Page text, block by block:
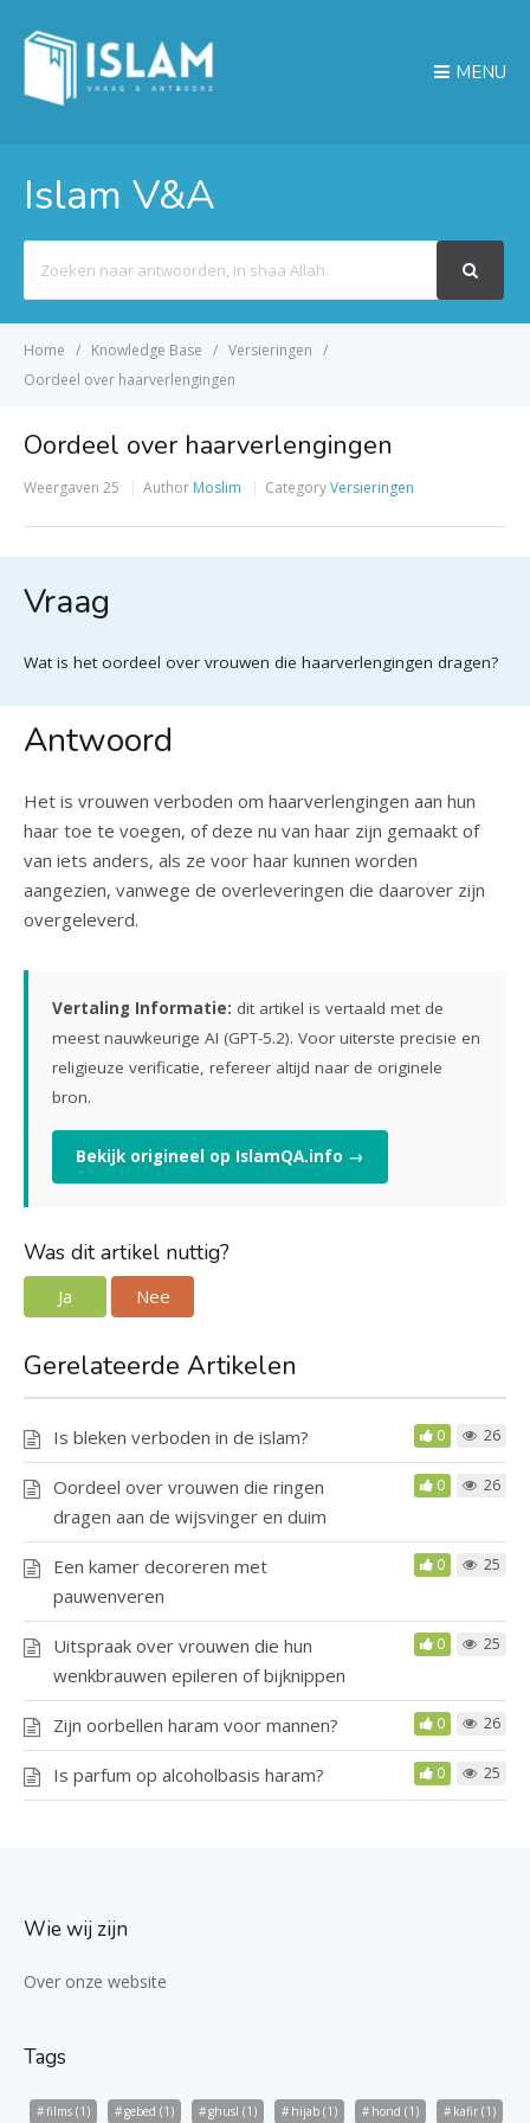
MENU
Islam V&A
For
Home Knowledge Base
Versieringen
Oordeel over haarverlengingen
Oordeel over haarverlengingen
Weergaven 25 Author Moslim CategoryVersieringen
Vraag
Wat is het oordeel over vrouwen die haarverlengingen dragen?
Antwoord
Het is vrouwen verboden om haarverlengingen aan hun
haar toe te voegen, of deze nu van haar zijn gemaakt of
van iets anders, als ze voor haar kunnen worden
aangezien, vanwege de overleveringen die daarover zijn
overgeleverd.
Vertaling Informatie: dit artikel is vertaald met de
meest nauwkeurige AI (GPT-5.2). Voor uiterste precisie en
religieuze verificatie, refereer altijd naar de originele
bron.
Bekijk origineel op IslamQA.info →
Was dit artikel nuttig?
Ja Nee
Gerelateerde Artikelen
Is bleken verboden in de islam? 0 26
Oordeel over vrouwen die ringen
dragen aan de wijsvinger en duim
0 26
Een kamer decoreren met
pauwenveren
0 25
Uitspraak over vrouwen die hun
wenkbrauwen epileren of bijknippen
0 25
Zijn oorbellen haram voor mannen? 0 26
Is parfum op alcoholbasis haram? 0 25
Wie wij zijn
Over onze website
Tags
films (1) gebed (1) ghusl (1) hijab (1) hond (1) kafir (1)